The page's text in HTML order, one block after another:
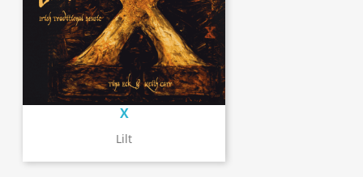
X
Lilt